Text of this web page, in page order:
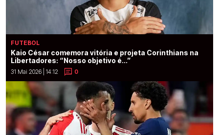
FUTEBOL
Kaio César comemora vitória e projeta Corinthians na
Libertadores: “Nosso objetivo é...”
31 Mai 2026 | 14:12 0